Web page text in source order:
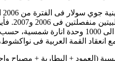
1000
القمة العربية فى